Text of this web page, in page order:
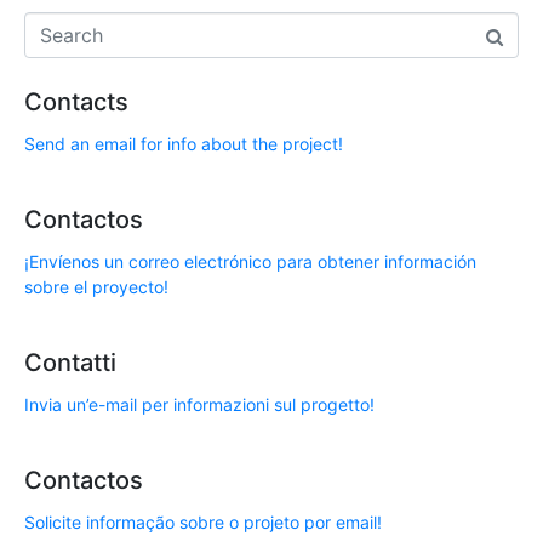
Contacts
Send an email for info about the project!
Contactos
¡Envíenos un correo electrónico para obtener información
sobre el proyecto!
Contatti
Invia un’e-mail per informazioni sul progetto!
Contactos
Solicite informação sobre o projeto por email!